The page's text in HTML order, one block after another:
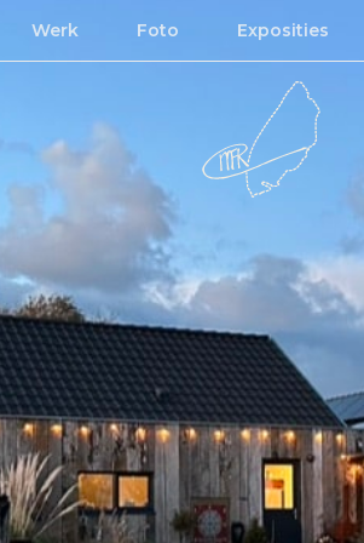
Werk Foto Exposities